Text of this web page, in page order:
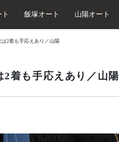
飯塚オート 山陽オート
は2着も手応えあり／山陽
着も手応えあり／山陽